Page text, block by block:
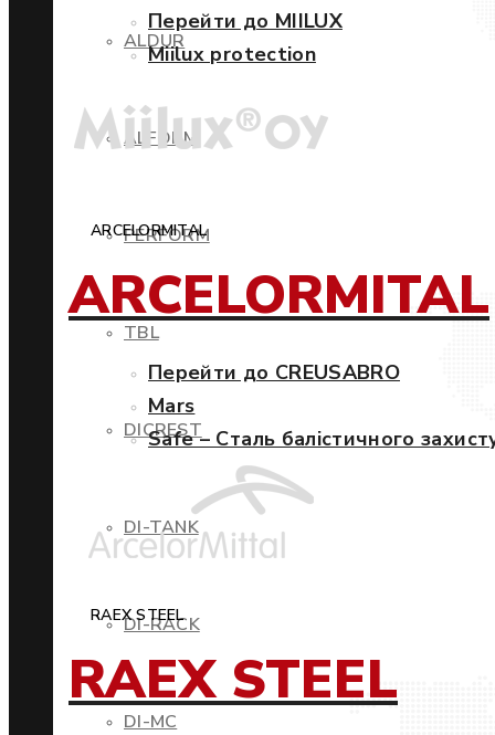
ALDUR
ALFORM
PERFORM
TBL
DICREST
DI-TANK
DI-RACK
DI-MC
Перейти до MIILUX
Miilux protection
ARCELORMITAL
ARCELORMITAL
Перейти до CREUSABRO
Mars
Safe – Сталь балістичного
RAEX STEEL
RAEX STEEL